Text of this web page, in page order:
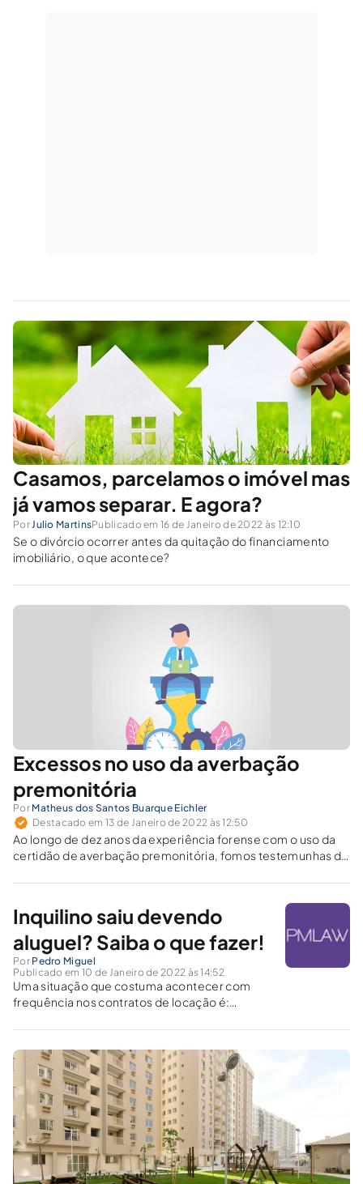
Casamos, parcelamos o imóvel mas
já vamos separar. E agora?
PorJulio MartinsPublicado em 16 de Janeiro de 2022 às 12:10
Se o divórcio ocorrer antes da quitação do financiamento
imobiliário, o que acontece?
Excessos no uso da averbação
premonitória
Por Matheus dos Santos Buarque Eichler
Destacado em 13 de Janeiro de 2022 às 12:50
Ao longo de dez anos da experiência forense com o uso da
certidão de averbação premonitória, fomos testemunhas de
Inquilino saiu devendo
aluguel? Saiba o que fazer!
Por Pedro Miguel
Publicado em 10 de Janeiro de 2022 às 14:52
Uma situação que costuma acontecer com
frequência nos contratos de locação é:
prévio!